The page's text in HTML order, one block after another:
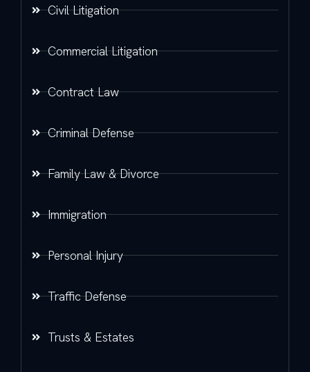
Civil Litigation
Commercial Litigation
Contract Law
Criminal Defense
Family Law & Divorce
Immigration
Personal Injury
Traffic Defense
Trusts & Estates